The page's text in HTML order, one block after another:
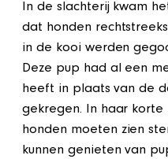
In de slachterij kwam
dat honden
in de kooi werden
Deze pup had al een
heeft in plaats van de
gekregen. In haar
honden moeten zien
kunnen genieten van